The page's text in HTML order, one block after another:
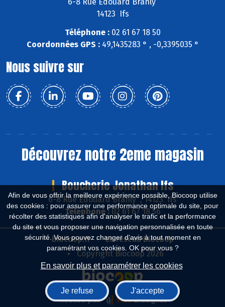
Afin de vous offrir la meilleure expérience possible, Biocoop utilise
des cookies : pour assurer une performance optimale du site, pour
récolter des statistiques afin d'analyser le trafic et la performance
du site et vous proposer une navigation personnalisée en toute
sécurité. Vous pouvez changer d'avis à tout moment en
paramétrant vos cookies. OK pour vous ?
En savoir plus et paramétrer les cookies
Je refuse J'accepte
14123 Ifs
Téléphone :02 61 67 18 50
Coordonnées GPS :49,1435283 ° , -0,3395035 °
Nous suivre sur
Découvrez notre 2eme magasin
Boucherie Jonathan Ifs
6-8 Rue Edouard Branly , 14123 Ifs
Téléphone :02 61 67 18 56
Biocoop.fr
Le réseau Biocoop
Copyright Biocoop 2026
Réalisé par